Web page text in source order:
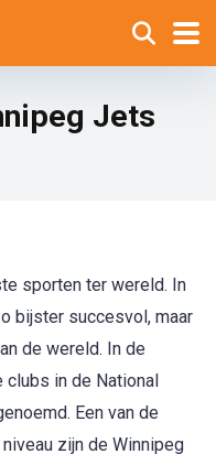
Jets
sporten ter wereld. In
bijster succesvol, maar
de wereld. In de
in de National
Een van de
zijn de Winnipeg